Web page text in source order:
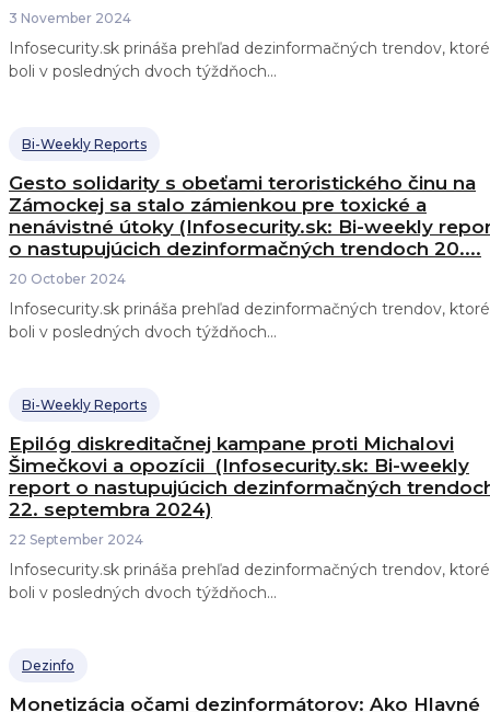
3 November 2024
Infosecurity.sk prináša prehľad dezinformačných trendov, ktoré
boli v posledných dvoch týždňoch...
Bi-Weekly Reports
Gesto solidarity s obeťami teroristického činu na
Zámockej sa stalo zámienkou pre toxické a
nenávistné útoky (Infosecurity.sk: Bi-weekly
o nastupujúcich dezinformačných trendoch 20....
20 October 2024
Infosecurity.sk prináša prehľad dezinformačných trendov, ktoré
boli v posledných dvoch týždňoch...
Bi-Weekly Reports
Epilóg diskreditačnej kampane proti Michalovi
Šimečkovi a opozícii (Infosecurity.sk: Bi-weekly
report o nastupujúcich dezinformačných
22. septembra 2024)
22 September 2024
Infosecurity.sk prináša prehľad dezinformačných trendov, ktoré
boli v posledných dvoch týždňoch...
Dezinfo
Monetizácia očami dezinformátorov: Ako Hlavné